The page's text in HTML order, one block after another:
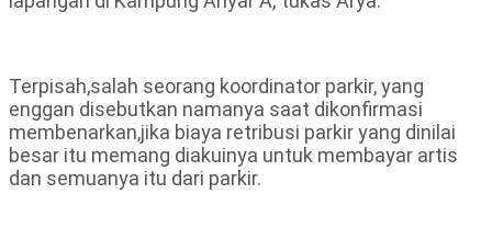
Terpisah,salah seorang koordinator parkir, yang
enggan disebutkan namanya saat dikonfirmasi
membenarkan,jika biaya retribusi parkir yang dinilai
besar itu memang diakuinya untuk membayar artis
dan semuanya itu dari parkir.